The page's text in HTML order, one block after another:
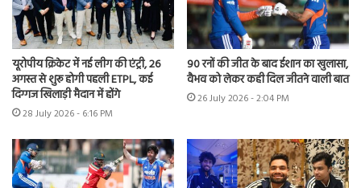
यूरोपीय क्रिकेट में नई लीग की एंट्री, 26
अगस्त से शुरू होगी पहली ETPL, कई
दिग्गज खिलाड़ी मैदान में होंगे
28 July 2026 - 6:16 PM
90 रनों की जीत के बाद ईशान का खुलासा,
वैभव को लेकर कही दिल जीतने वाली बात
26 July 2026 - 2:04 PM